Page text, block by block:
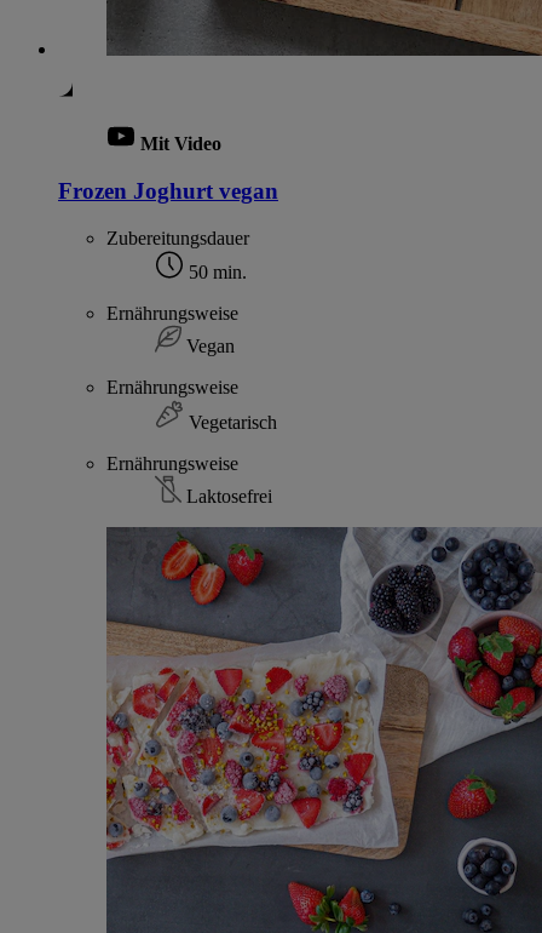
Mit Video
Frozen Joghurt vegan
Zubereitungsdauer
50 min.
Ernährungsweise
Vegan
Ernährungsweise
Vegetarisch
Ernährungsweise
Laktosefrei